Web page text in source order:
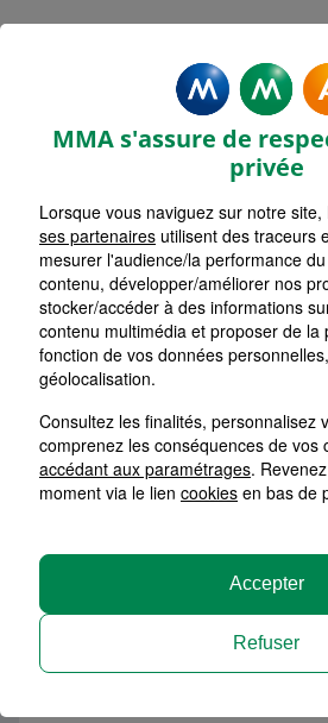
Assurance Île-de-France
14 RUE JEAN MERMOZ
95120 ERMONT
MMA s'assure de
privée
Lorsque vous naviguez sur notre site,
ses partenaires utilisent des traceurs
mesurer l'audience/la performance
contenu, développer/améliorer nos
stocker/accéder à des informations
contenu multimédia et proposer de la
fonction de vos données
géolocalisation.
Consultez les finalités, personnalisez
comprenez les conséquences de vos
accédant aux paramétrages.
moment via le lien cookies en bas de
Refuser
Accepter